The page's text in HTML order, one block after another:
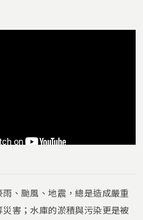
、颱風、地震，總是造成嚴重
害；水庫的淤積與污染更是被